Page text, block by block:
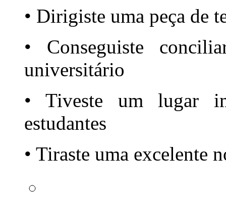
• Dirigiste uma peça de
• Conseguiste
universitário
• Tiveste um lugar
estudantes
• Tiraste uma excelente